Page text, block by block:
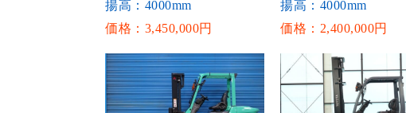
揚高：4000mm
価格：3,450,000円
揚高：4000mm
価格：2,400,000円